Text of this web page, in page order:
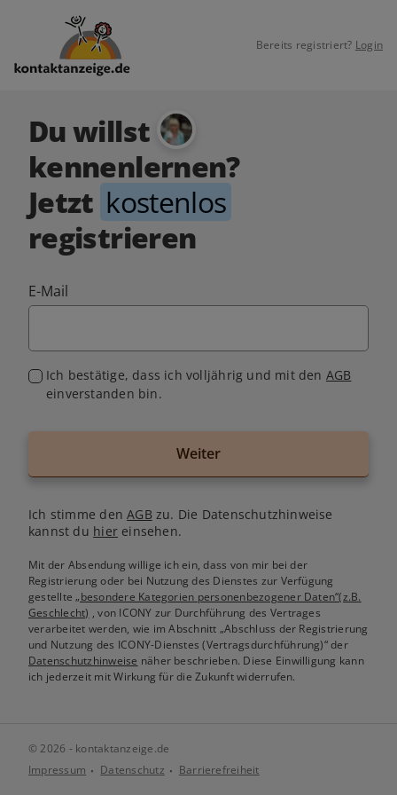
Bereits registriert? Login
Du willst
kennenlernen?
Jetzt kostenlos
registrieren
E-Mail
Ich bestätige, dass ich volljährig und mit den AGB
einverstanden bin.
Weiter
Ich stimme denAGB zu. Die Datenschutzhinweise
kannst du hiereinsehen.
Mit der Absendung willige ich ein, dass von mir bei der
Registrierung oder bei Nutzung des Dienstes zur Verfügung
gestellte„besondere Kategorien personenbezogener Daten“(z.B.
Geschlecht) , von ICONY zur Durchführung des Vertrages
verarbeitet werden, wie im Abschnitt „Abschluss der Registrierung
und Nutzung des ICONY-Dienstes (Vertragsdurchführung)“ der
Datenschutzhinweise näher beschrieben. Diese Einwilligung kann
ich jederzeit mit Wirkung für die Zukunft widerrufen.
© 2026 - kontaktanzeige.de
Impressum
Datenschutz Barrierefreiheit